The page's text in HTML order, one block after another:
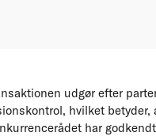
udgør efter
hvilket betyder,
har